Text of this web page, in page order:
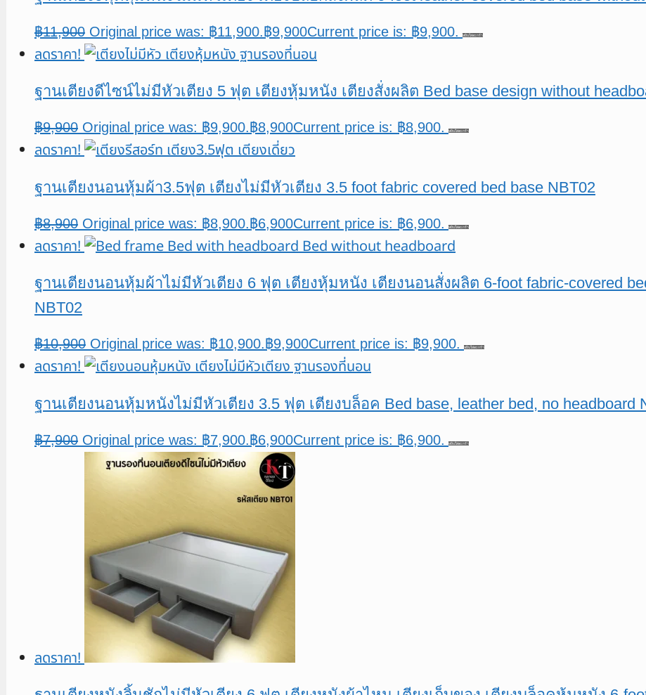
฿11,900 Original price was: ฿11,900.฿9,900Current price is: ฿9,900. หยิบใส่ตะกร้า
ลดราคา!
ฐานเตียงดีไซน์ไม่มีหัวเตียง 5 ฟุต เตียงหุ้มหนัง เตียงสั่งผลิต Bed base design without
฿9,900 Original price was: ฿9,900.฿8,900Current price is: ฿8,900. หยิบใส่ตะกร้า
ลดราคา!
ฐานเตียงนอนหุ้มผ้า3.5ฟุต เตียงไม่มีหัวเตียง 3.5 foot fabric covered bed base NBT02
฿8,900 Original price was: ฿8,900.฿6,900Current price is: ฿6,900. หยิบใส่ตะกร้า
ลดราคา!
ฐานเตียงนอนหุ้มผ้าไม่มีหัวเตียง 6 ฟุต เตียงหุ้มหนัง เตียงนอนสั่งผลิต 6-foot fabric-covered
NBT02
฿10,900 Original price was: ฿10,900.฿9,900Current price is: ฿9,900. หยิบใส่ตะกร้า
ลดราคา!
ฐานเตียงนอนหุ้มหนังไม่มีหัวเตียง 3.5 ฟุต เตียงบล็อค Bed base, leather bed, no headboard
฿7,900 Original price was: ฿7,900.฿6,900Current price is: ฿6,900. หยิบใส่ตะกร้า
ลดราคา!